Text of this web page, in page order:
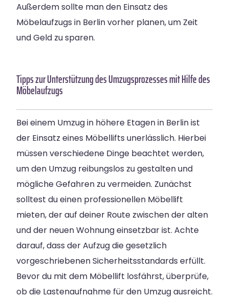
Außerdem sollte man den Einsatz des
Möbelaufzugs in Berlin vorher planen, um Zeit
und Geld zu sparen.
Tipps zur Unterstützung des Umzugsprozesses mit Hilfe des
Möbelaufzugs
Bei einem Umzug in höhere Etagen in Berlin ist
der Einsatz eines Möbellifts unerlässlich. Hierbei
müssen verschiedene Dinge beachtet werden,
um den Umzug reibungslos zu gestalten und
mögliche Gefahren zu vermeiden. Zunächst
solltest du einen professionellen Möbellift
mieten, der auf deiner Route zwischen der alten
und der neuen Wohnung einsetzbar ist. Achte
darauf, dass der Aufzug die gesetzlich
vorgeschriebenen Sicherheitsstandards erfüllt.
Bevor du mit dem Möbellift losfährst, überprüfe,
ob die Lastenaufnahme für den Umzug ausreicht.